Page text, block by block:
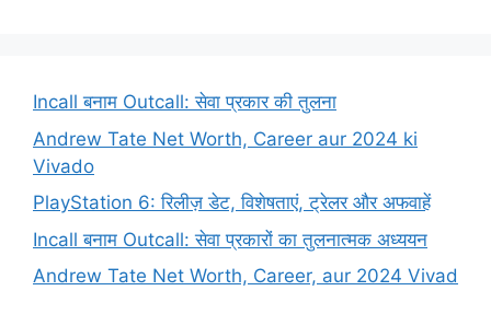
Incall बनाम Outcall: सेवा प्रकार की तुलना
Andrew Tate Net Worth, Career aur 2024 ki
Vivado
PlayStation 6: रिलीज़ डेट, विशेषताएं, ट्रेलर और अफवाहें
Incall बनाम Outcall: सेवा प्रकारों का तुलनात्मक अध्ययन
Andrew Tate Net Worth, Career, aur 2024 Vivad